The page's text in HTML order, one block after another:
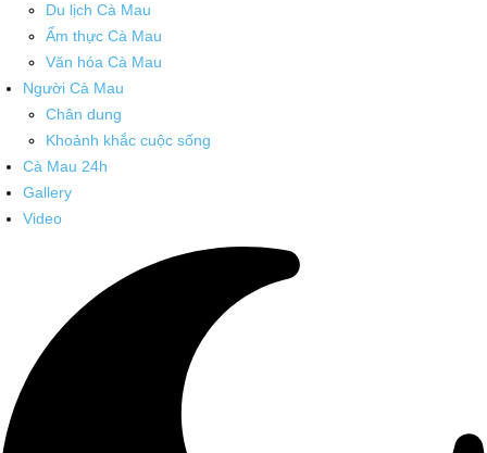
Du lịch Cà Mau
Ẩm thực Cà Mau
Văn hóa Cà Mau
Người Cà Mau
Chân dung
Khoảnh khắc cuộc sống
Cà Mau 24h
Gallery
Video